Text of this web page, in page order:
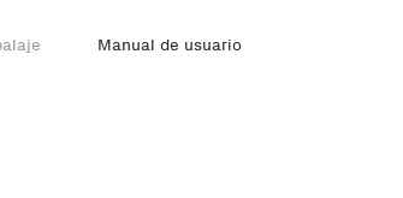
Manual de usuario